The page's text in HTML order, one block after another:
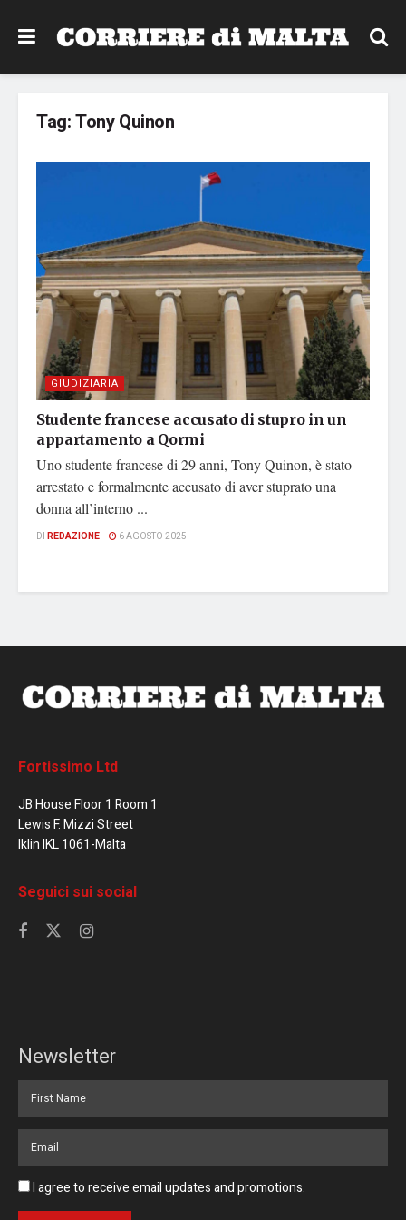
Tag:Tony Quinon
GIUDIZIARIA
Studente francese accusato di stupro in un
appartamento a Qormi
Uno studente francese di 29 anni, Tony Quinon, è stato
arrestato e formalmente accusato di aver stuprato una
donna all’interno ...
DI REDAZIONE 6 AGOSTO 2025
Fortissimo Ltd
JB House Floor 1 Room 1
Lewis F. Mizzi Street
Iklin IKL 1061-Malta
Seguici sui social
Newsletter
I agree to receive email updates and promotions.